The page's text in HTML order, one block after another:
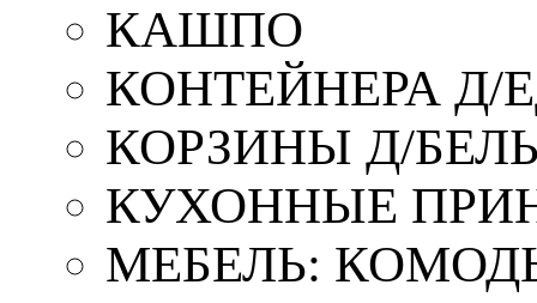
КАШПО
КОНТЕЙНЕРА Д/
КОРЗИНЫ Д/
КУХОННЫЕ
МЕБЕЛЬ: